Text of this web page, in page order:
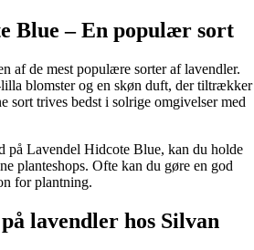
Blue – En populær sort
af de mest populære sorter af lavendler.
blomster og en skøn duft, der tiltrækker
sort trives bedst i solrige omgivelser med
på Lavendel Hidcote Blue, kan du holde
planteshops. Ofte kan du gøre en god
for plantning.
lavendler hos Silvan